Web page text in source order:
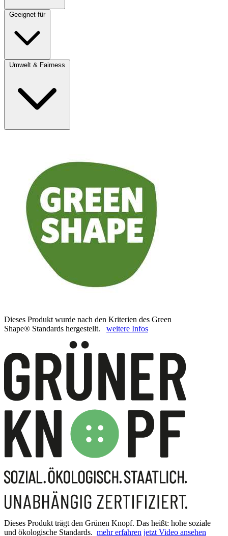
Geeignet für
Umwelt & Fairness
Dieses Produkt wurde nach den Kriterien des Green
Shape® Standards hergestellt. weitere Infos
Dieses Produkt trägt den Grünen Knopf. Das heißt: hohe soziale
und ökologische Standards. mehr erfahren jetzt Video ansehen